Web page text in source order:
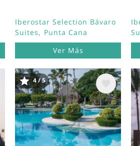
Iberostar Selection Bávaro
Suites
Punta Cana
Ver Más
Image
4 / 5